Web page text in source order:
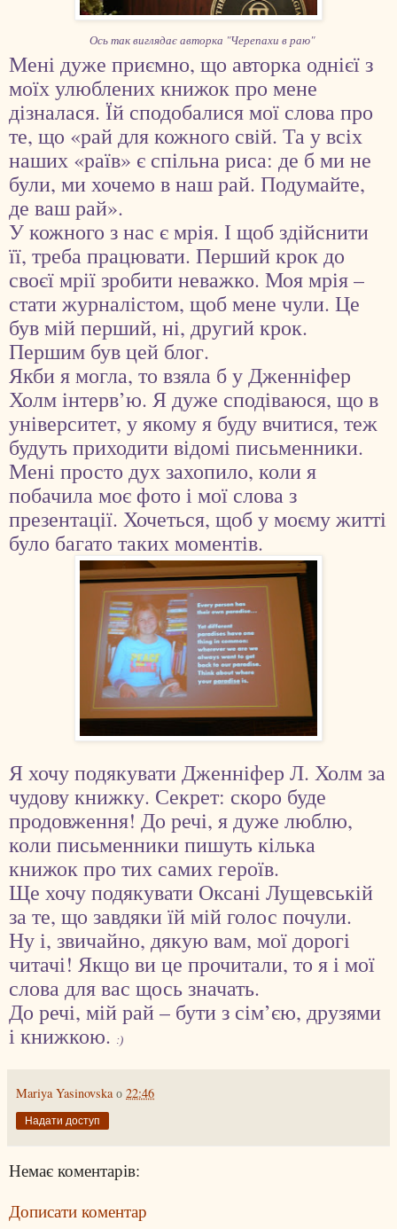
Ось так виглядає авторка "Черепахи в раю"
Мені дуже приємно, що авторка однієї з
моїх улюблених книжок про мене
дізналася. Їй сподобалися мої слова про
те, що «рай для кожного свій. Та у всіх
наших «раїв» є спільна риса: де б ми не
були, ми хочемо в наш рай. Подумайте,
де ваш рай».
У кожного з нас є мрія. І щоб здійснити
її, треба працювати. Перший крок до
своєї мрії зробити неважко. Моя мрія –
стати журналістом, щоб мене чули. Це
був мій перший, ні, другий крок.
Першим був цей блог.
Якби я могла, то взяла б у Дженніфер
Холм інтерв’ю. Я дуже сподіваюся, що в
університет, у якому я буду вчитися, теж
будуть приходити відомі письменники.
Мені просто дух захопило, коли я
побачила моє фото і мої слова з
презентації. Хочеться, щоб у моєму житті
було багато таких моментів.
Я хочу подякувати Дженніфер Л. Холм за
чудову книжку. Секрет: скоро буде
продовження! До речі, я дуже люблю,
коли письменники пишуть кілька
книжок про тих самих героїв.
Ще хочу подякувати Оксані Лущевській
за те, що завдяки їй мій голос почули.
Ну і, звичайно, дякую вам, мої дорогі
читачі! Якщо ви це прочитали, то я і мої
слова для вас щось значать.
До речі, мій рай – бути з сім’єю, друзями
і книжкою. :)
Mariya Yasinovska о 22:46
Надати доступ
Немає коментарів:
Дописати коментар